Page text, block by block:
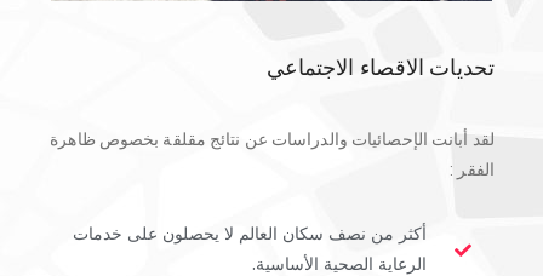
تحديات الاقصاء الاجتماعي
لقد أبانت الإحصائيات والدراسات عن نتائج مقلقة بخصوص ظاهرة
الفقر :
أكثر من نصف سكان العالم لا يحصلون على خدمات
الرعاية الصحية الأساسية.